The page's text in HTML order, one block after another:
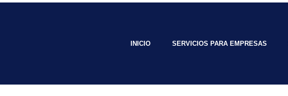
Ir
INICIO SERVICIOS PARA EMPRESAS